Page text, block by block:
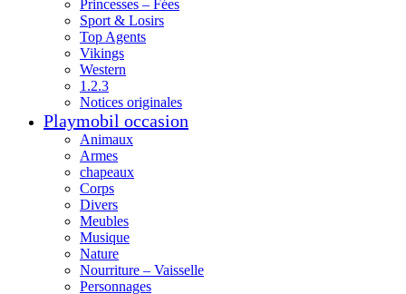
Princesses – Fées
Sport & Losirs
Top Agents
Vikings
Western
1.2.3
Notices originales
Playmobil occasion
Animaux
Armes
chapeaux
Corps
Divers
Meubles
Musique
Nature
Nourriture – Vaisselle
Personnages